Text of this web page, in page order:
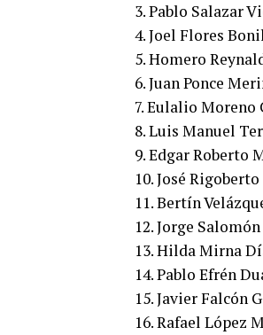
3. Pablo Salazar
4. Joel Flores
5. Homero
6. Juan Ponce
7. Eulalio Moreno
8. Luis Manuel
9. Edgar Roberto
10. José
11. Bertín
12. Jorge
13. Hilda Mirna
14. Pablo Efrén
15. Javier Falcón
16. Rafael López